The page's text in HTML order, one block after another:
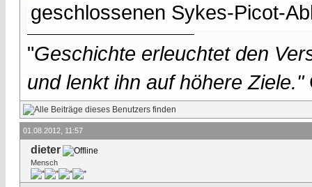
geschlossenen Sykes-Picot-
"Geschichte erleuchtet den
und lenkt ihn auf höhere Ziele."
01.08.2012, 11:57
dieter
Mensch